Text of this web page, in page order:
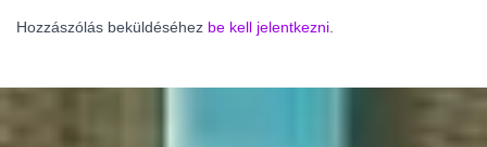
Hozzászólás beküldéséhez be kell jelentkezni